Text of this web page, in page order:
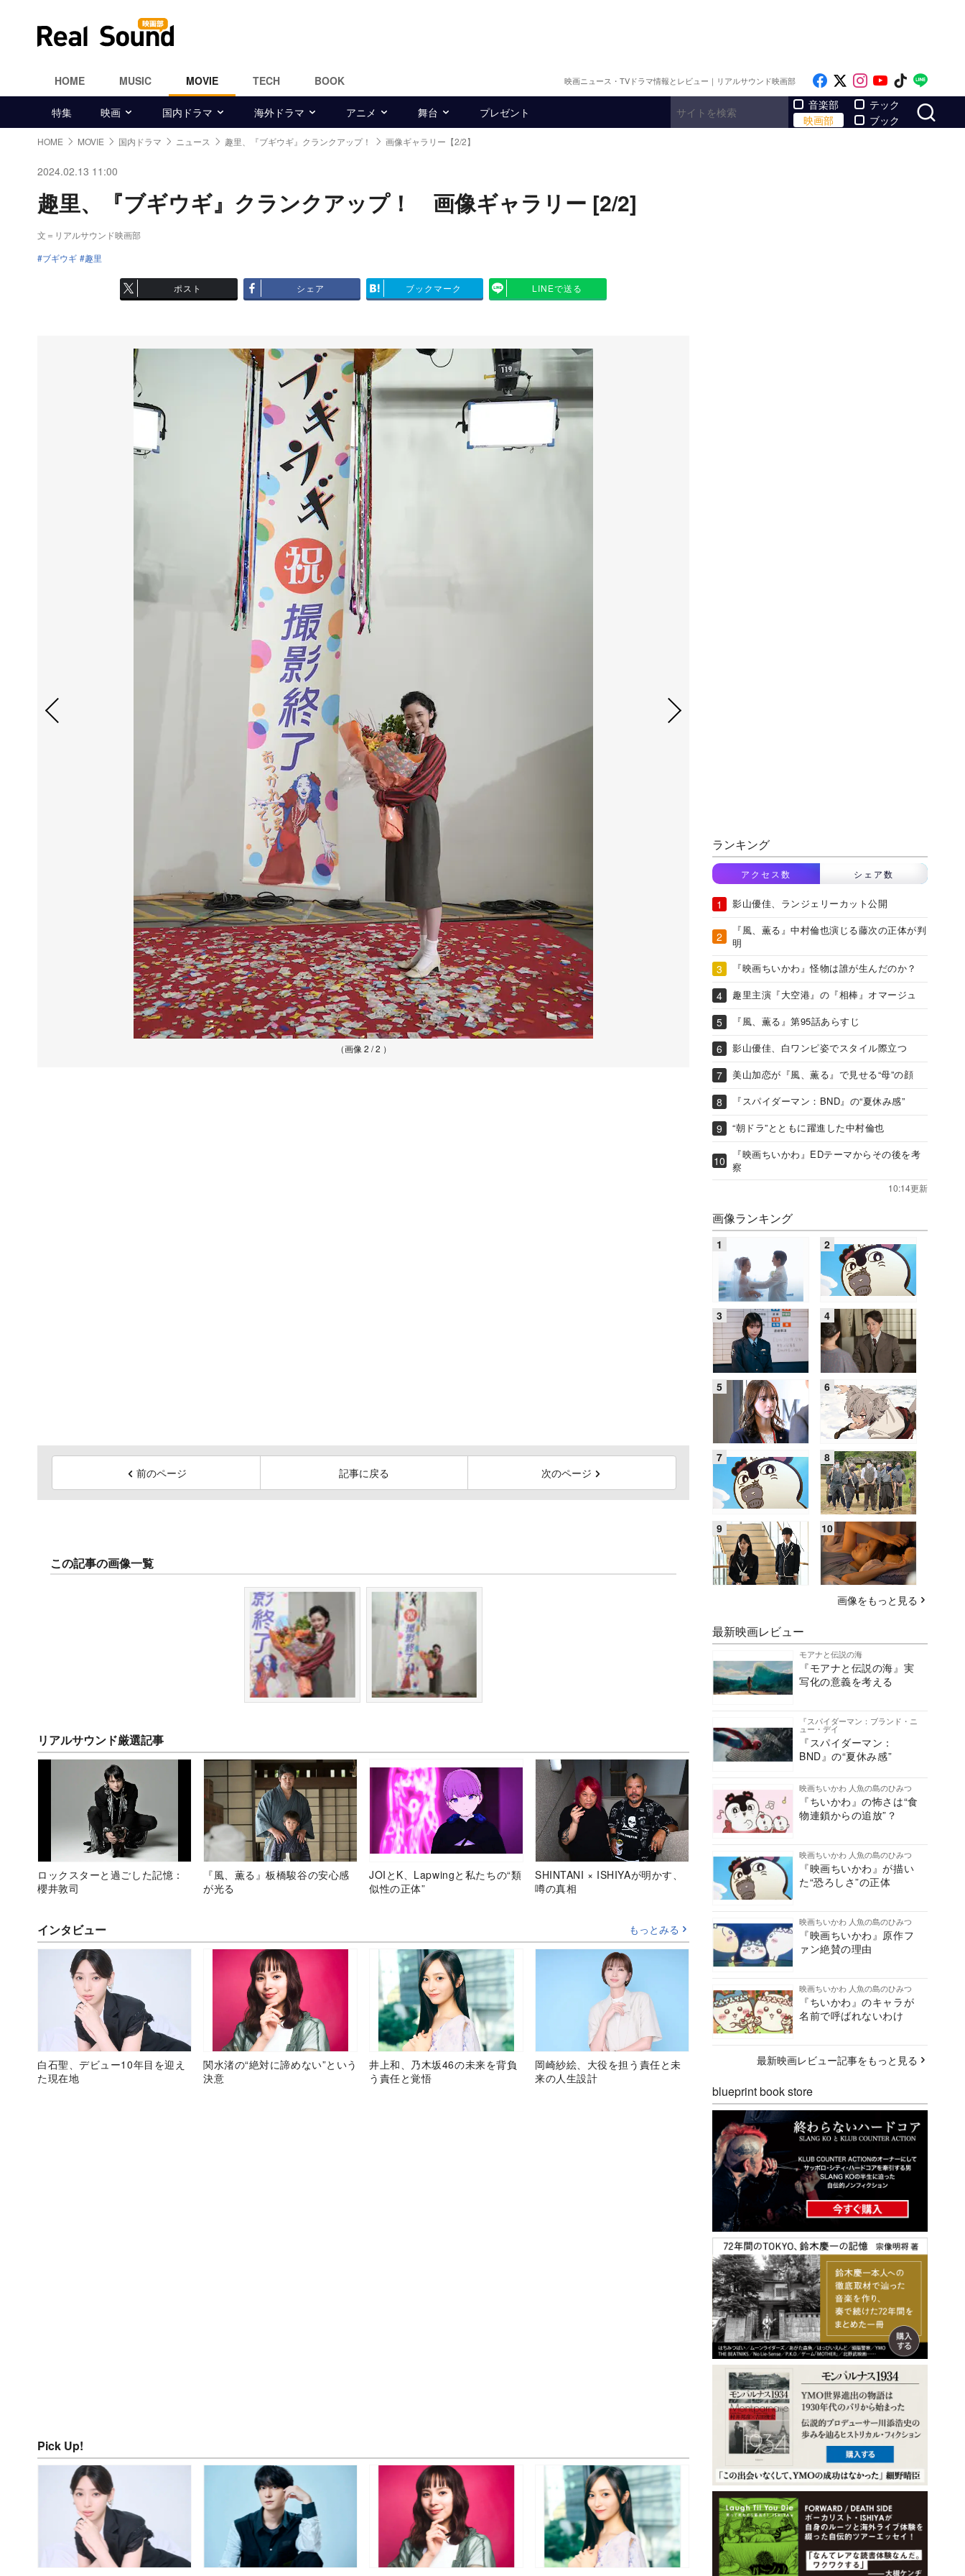
HOME MUSIC MOVIE TECH BOOK 映画ニュース・TVドラマ情報とレビュー｜リアルサウンド映画部 Like on Facebook
Follow on x
Follow on
Follow on
Follow
特集 映画 国内ドラマ 海外ドラマ アニメ 舞台 プレゼント
音楽部
映画部
テック
ブック
HOME MOVIE 国内ドラマ ニュース 趣里、『ブギウギ』クランクアップ！ 画像ギャラリー【2/2】
2024.02.13 11:00
趣里、『ブギウギ』クランクアップ！ 画像ギャラリー [2/2]
文＝リアルサウンド映画部
ブギウギ
趣里
ポスト シェア ブックマーク LINEで送る
（画像 2 / 2 ）
前のページ 記事に戻る 次のページ
この記事の画像一覧
リアルサウンド厳選記事
ロックスターと過ごした記憶：
櫻井敦司
『風、薫る』板橋駿谷の安心感
が光る
JOIとK、Lapwingと私たちの“類
似性の正体”
SHINTANI × ISHIYAが明かす、
噂の真相
インタビュー もっとみる
白石聖、デビュー10年目を迎え
た現在地
関水渚の“絶対に諦めない”という
決意
井上和、乃木坂46の未来を背負
う責任と覚悟
岡崎紗絵、大役を担う責任と未
来の人生設計
Pick Up!
ランキング
アクセス数 シェア数
影山優佳、ランジェリーカット公開
『風、薫る』中村倫也演じる藤次の正体が判
明
『映画ちいかわ』怪物は誰が生んだのか？
趣里主演『大空港』の『相棒』オマージュ
『風、薫る』第95話あらすじ
影山優佳、白ワンピ姿でスタイル際立つ
美山加恋が『風、薫る』で見せる“母”の顔
『スパイダーマン：BND』の“夏休み感”
“朝ドラ”とともに躍進した中村倫也
『映画ちいかわ』EDテーマからその後を考
察
10:14更新
画像ランキング
画像をもっと見る
最新映画レビュー
モアナと伝説の海
『モアナと伝説の海』実
写化の意義を考える
『スパイダーマン：ブランド・ニ
ュー・デイ
『スパイダーマン：
BND』の“夏休み感”
映画ちいかわ 人魚の島のひみつ
『ちいかわ』の怖さは“食
物連鎖からの追放”？
映画ちいかわ 人魚の島のひみつ
『映画ちいかわ』が描い
た“恐ろしさ”の正体
映画ちいかわ 人魚の島のひみつ
『映画ちいかわ』原作フ
ァン絶賛の理由
映画ちいかわ 人魚の島のひみつ
『ちいかわ』のキャラが
名前で呼ばれないわけ
最新映画レビュー記事をもっと見る
blueprint book store